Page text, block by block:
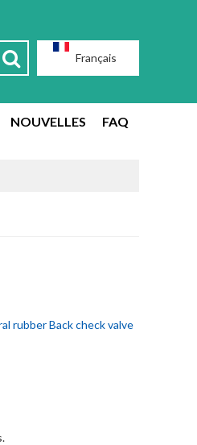
Français
NOUVELLES FAQ
rubber Back check valve